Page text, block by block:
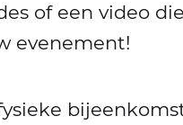
of een video
evenement!